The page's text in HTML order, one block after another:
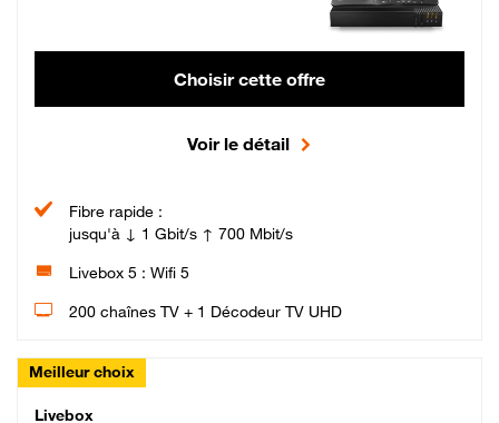
Choisir cette offre
Voir le détail
Fibre rapide :
jusqu'à ↓ 1 Gbit/s ↑ 700 Mbit/s
Livebox 5 : Wifi 5
200 chaînes TV + 1 Décodeur TV UHD
Meilleur choix
Livebox